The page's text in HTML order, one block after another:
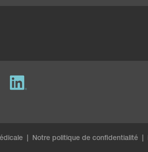
Notre politique de confidentialité